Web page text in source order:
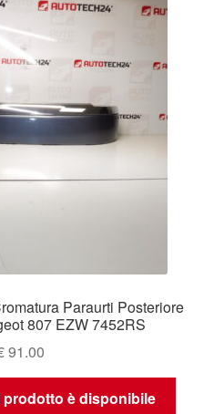
Paraurti Posteriore
807 EZW 7452RS
91.00
è disponibile